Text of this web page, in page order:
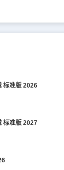
标准版 2026
标准版 2027